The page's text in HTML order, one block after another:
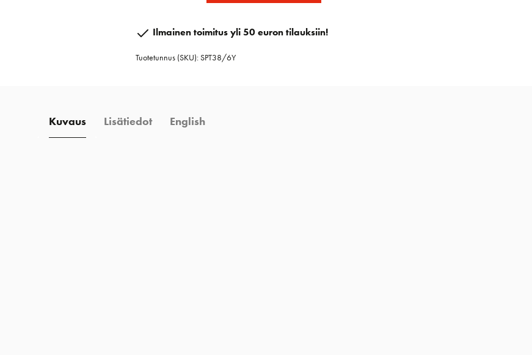
38
kehrällä
Ilmainen toimitus yli 50 euron tilauksiin!
Tuotetunnus (SKU):SPT38/6Y
Kuvaus Lisätiedot English